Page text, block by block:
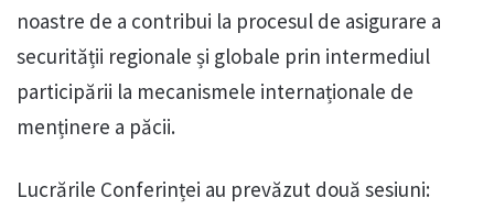
noastre de a contribui la procesul de asigurare a
securității regionale și globale prin intermediul
participării la mecanismele internaționale de
menținere a păcii.
Lucrările Conferinței au prevăzut două sesiuni: